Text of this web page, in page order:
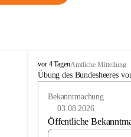
B
u
vor 4 TagenAmtliche Mitteilung
Übung des Bundesheeres
Bekanntmachung
03.08.2026
Öffentliche